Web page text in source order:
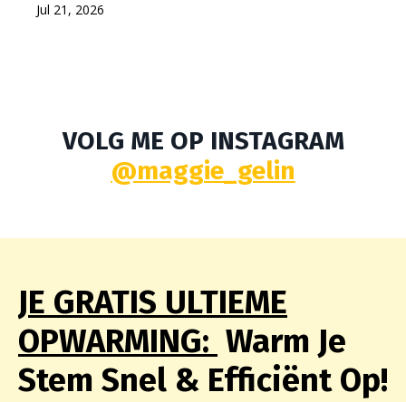
Jul 21, 2026
VOLG ME OP INSTAGRAM
@maggie_gelin
JE GRATIS ULTIEME
OPWARMING: Warm Je
Stem Snel & Efficiënt Op!